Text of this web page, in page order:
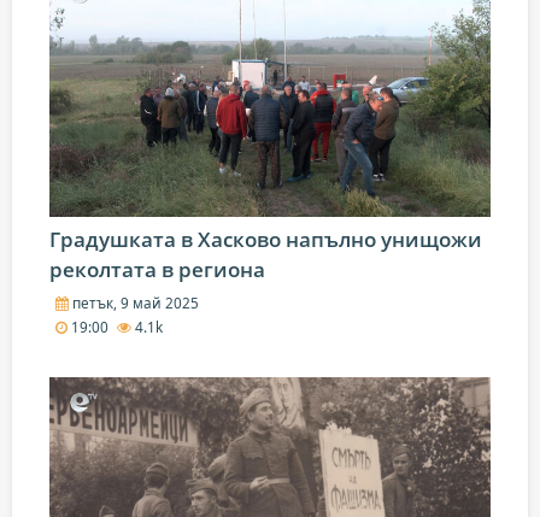
Градушката в Хасково напълно унищожи
реколтата в региона
петък, 9 май 2025
19:00
4.1k